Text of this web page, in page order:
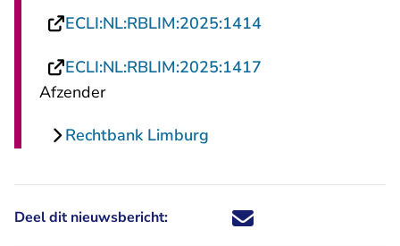
ECLI:NL:RBLIM:2025:1414- U verlaat
ECLI:NL:RBLIM:2025:1417
Afzender
Rechtbank Limburg
Deel dit nieuwsbericht: Deel dit nieuwsbericht via X -
Deel dit nieuwsbericht via
Deel dit nieuwsbericht
Deel dit